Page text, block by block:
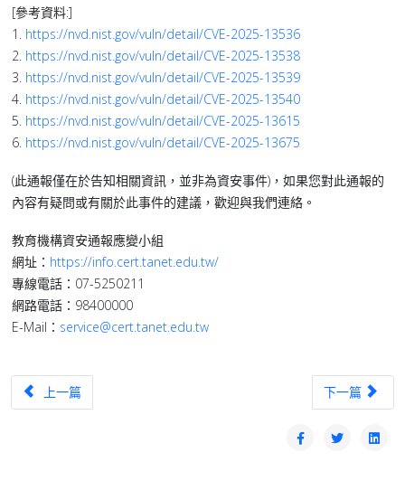
[參考資料:]
1. https://nvd.nist.gov/vuln/detail/CVE-2025-13536
2. https://nvd.nist.gov/vuln/detail/CVE-2025-13538
3. https://nvd.nist.gov/vuln/detail/CVE-2025-13539
4. https://nvd.nist.gov/vuln/detail/CVE-2025-13540
5. https://nvd.nist.gov/vuln/detail/CVE-2025-13615
6. https://nvd.nist.gov/vuln/detail/CVE-2025-13675
(此通報僅在於告知相關資訊，並非為資安事件)，如果您對此通報的
內容有疑問或有關於此事件的建議，歡迎與我們連絡。
教育機構資安通報應變小組
網址： https://info.cert.tanet.edu.tw/
專線電話：07-5250211
網路電話：98400000
E-Mail： service@cert.tanet.edu.tw
上一篇文章：【公告】2025-12-09(二) 18:00 ~ 22:00臺中區網(中興
上一篇 下一篇文章：
下一篇